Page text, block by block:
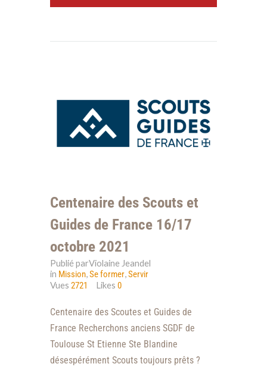
Centenaire des Scouts et
Guides de France 16/17
octobre 2021
Publié parViolaine Jeandel
in Mission,Se former,Servir
Vues 2721 Likes0
Centenaire des Scoutes et Guides de
France Recherchons anciens SGDF de
Toulouse St Etienne Ste Blandine
désespérément Scouts toujours prêts ?